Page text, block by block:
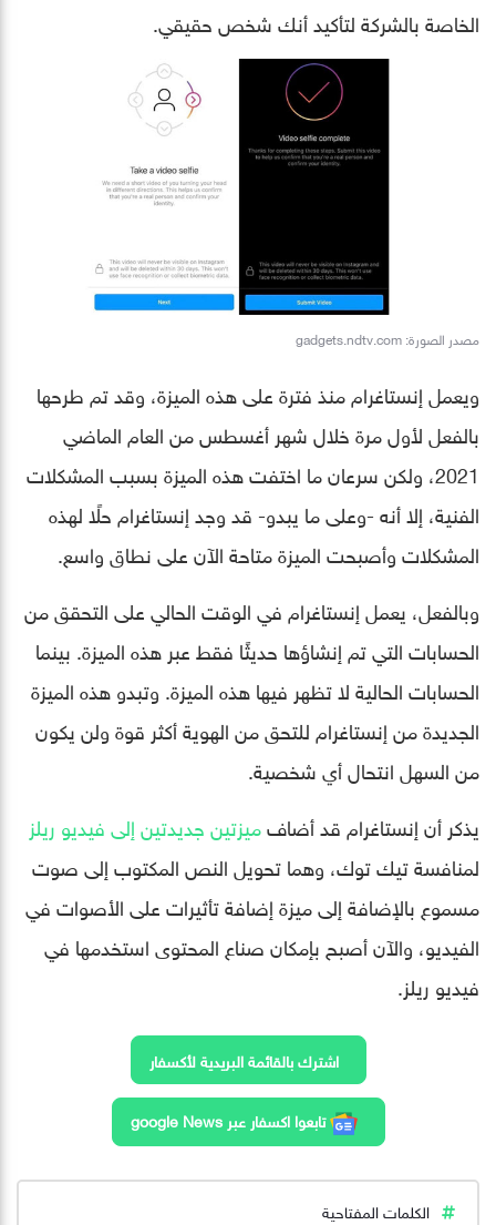
الخاصة بالشركة لتأكيد أنك شخص حقيقي.
مصدر الصورة: gadgets.ndtv.com
ويعمل إنستاغرام منذ فترة على هذه الميزة، وقد تم طرحها
بالفعل لأول مرة خلال شهر أغسطس من العام الماضي
2021، ولكن سرعان ما اختفت هذه الميزة بسبب المشكلات
الفنية، إلا أنه -وعلى ما يبدو- قد وجد إنستاغرام حلًا لهذه
المشكلات وأصبحت الميزة متاحة الآن على نطاق واسع.
وبالفعل، يعمل إنستاغرام في الوقت الحالي على التحقق من
الحسابات التي تم إنشاؤها حديثًا فقط عبر هذه الميزة. بينما
الحسابات الحالية لا تظهر فيها هذه الميزة. وتبدو هذه الميزة
الجديدة من إنستاغرام للتحق من الهوية أكثر قوة ولن يكون
من السهل انتحال أي شخصية.
يذكر أن إنستاغرام قد أضافميزتين جديدتين إلى فيديو ريلز
لمنافسة تيك توك، وهما تحويل النص المكتوب إلى صوت
مسموع بالإضافة إلى ميزة إضافة تأثيرات على الأصوات في
الفيديو، والآن أصبح بإمكان صناع المحتوى استخدمها في
فيديو ريلز.
اشترك بالقائمة البريدية لأكسفار
تابعوا اكسفار عبر google News
الكلمات المفتاحية